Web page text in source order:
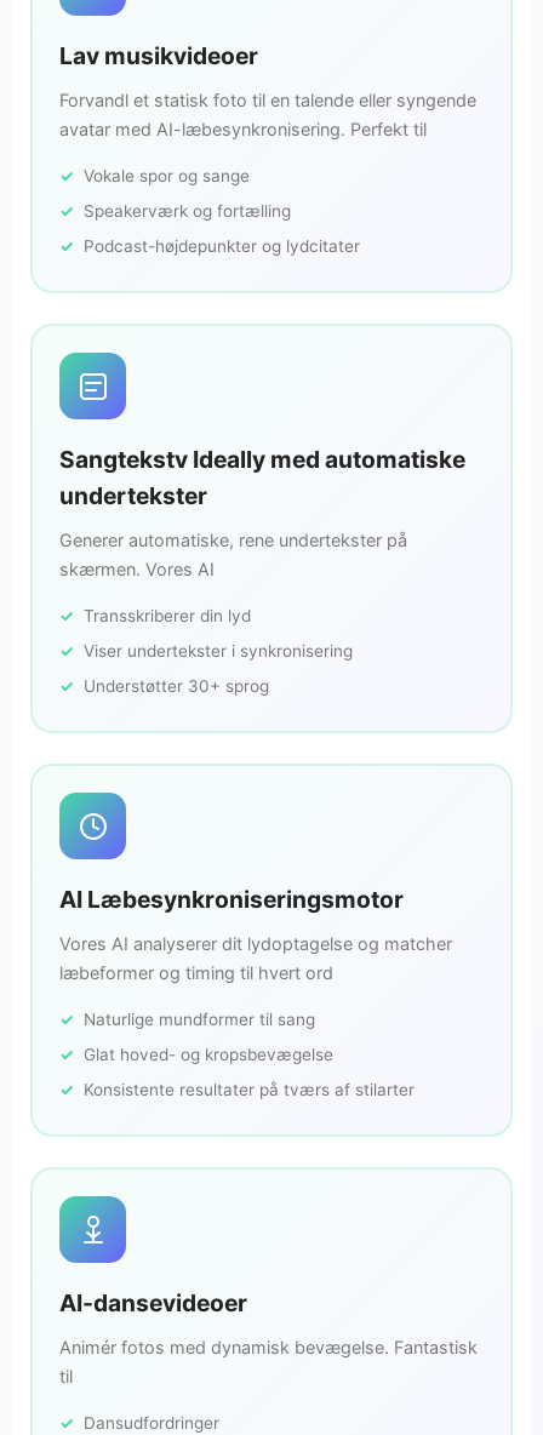
Lav musikvideoer
Forvandl et statisk foto til en talende eller syngende
avatar med AI-læbesynkronisering. Perfekt til
Vokale spor og sange
Speakerværk og fortælling
Podcast-højdepunkter og lydcitater
Sangtekstv Ideally med automatiske
undertekster
Generer automatiske, rene undertekster på
skærmen. Vores AI
Transskriberer din lyd
Viser undertekster i synkronisering
Understøtter 30+ sprog
AI Læbesynkroniseringsmotor
Vores AI analyserer dit lydoptagelse og matcher
læbeformer og timing til hvert ord
Naturlige mundformer til sang
Glat hoved- og kropsbevægelse
Konsistente resultater på tværs af stilarter
AI-dansevideoer
Animér fotos med dynamisk bevægelse. Fantastisk
til
Dansudfordringer